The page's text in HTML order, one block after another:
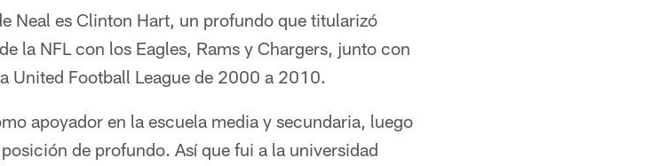
Neal es Clinton Hart, un profundo que titularizó
la NFL con los Eagles, Rams y Chargers, junto con
United Football League de 2000 a 2010.
apoyador en la escuela media y secundaria, luego
de profundo. Así que fui a la universidad